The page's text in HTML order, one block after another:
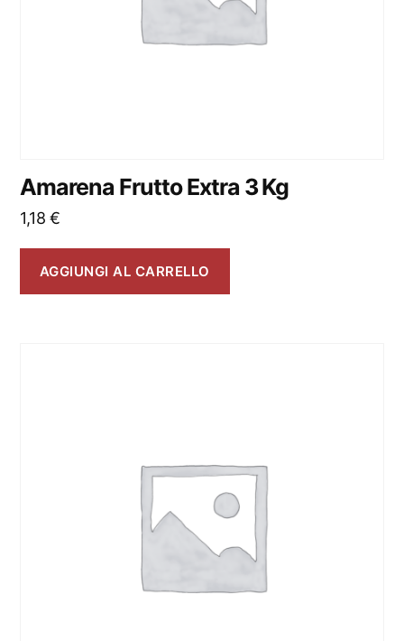
Amarena Frutto Extra 3 Kg
1,18€
AGGIUNGI AL CARRELLO